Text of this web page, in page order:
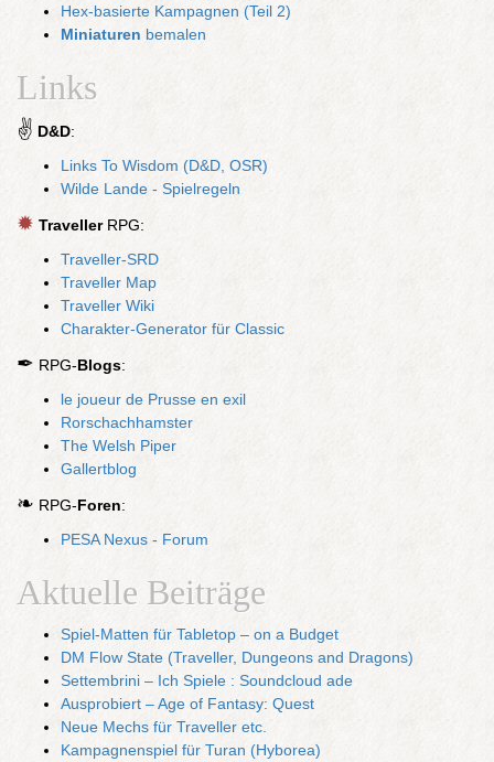
Hex-basierte Kampagnen (Teil 2)
Miniaturen bemalen
Links
✌ D&D:
Links To Wisdom (D&D, OSR)
Wilde Lande - Spielregeln
✹ TravellerRPG:
Traveller-SRD
Traveller Map
Traveller Wiki
Charakter-Generator für Classic
✒ RPG-Blogs:
le joueur de Prusse en exil
Rorschachhamster
The Welsh Piper
Gallertblog
❧ RPG-Foren:
PESA Nexus - Forum
Aktuelle Beiträge
Spiel-Matten für Tabletop – on a Budget
DM Flow State (Traveller, Dungeons and Dragons)
Settembrini – Ich Spiele : Soundcloud ade
Ausprobiert – Age of Fantasy: Quest
Neue Mechs für Traveller etc.
Kampagnenspiel für Turan (Hyborea)